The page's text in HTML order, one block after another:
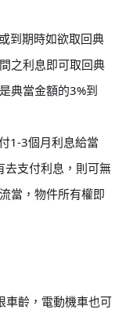
到期時如欲取回典
之利息即可取回典
典當金額的3%到
1-3個月利息給當
去支付利息，則可無
當，物件所有權即
車齡，電動機車也可